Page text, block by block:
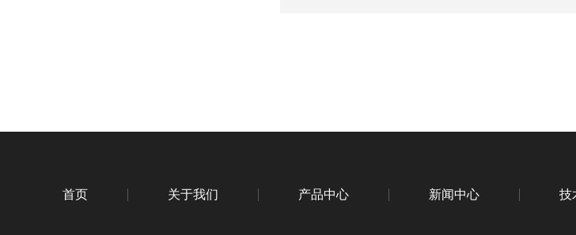
首页 关于我们 产品中心 新闻中心 技